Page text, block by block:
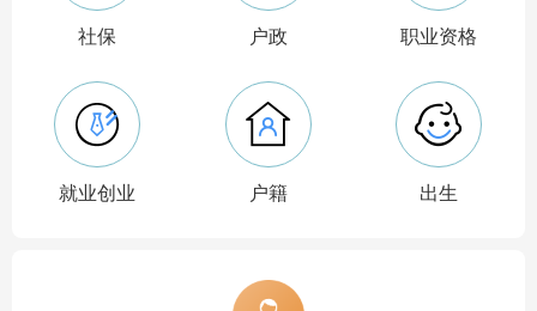
社保 户政 职业资格
就业创业 户籍 出生